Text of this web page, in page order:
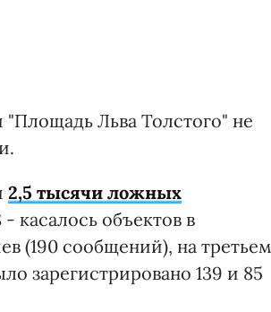
Льва Толстого" не
2,5 тысячи ложных
касалось объектов в
(190 сообщений), на третьем
зарегистрировано 139 и 85